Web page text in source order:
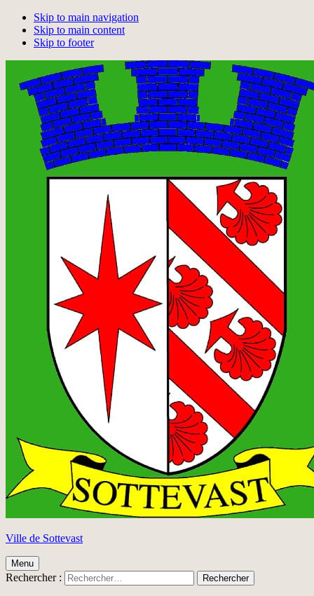
Skip to main navigation
Skip to main content
Skip to footer
Ville de Sottevast
Menu
Rechercher :